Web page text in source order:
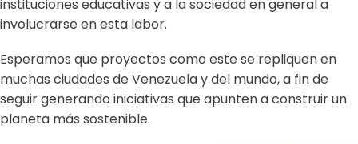
instituciones educativas y a la sociedad en general a
involucrarse en esta labor.
Esperamos que proyectos como este se repliquen en
muchas ciudades de Venezuela y del mundo, a fin de
seguir generando iniciativas que apunten a construir un
planeta más sostenible.